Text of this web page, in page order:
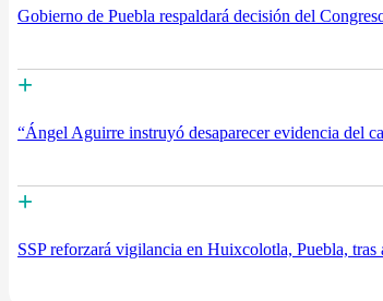
Gobierno de Puebla respaldará decisión del
+
“Ángel Aguirre instruyó desaparecer evidencia del
+
SSP reforzará vigilancia en Huixcolotla, Puebla, tras